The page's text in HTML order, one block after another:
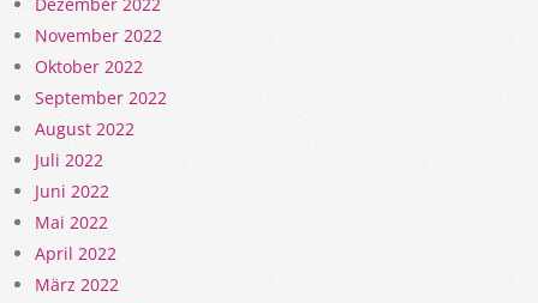
Dezember 2022
November 2022
Oktober 2022
September 2022
August 2022
Juli 2022
Juni 2022
Mai 2022
April 2022
März 2022